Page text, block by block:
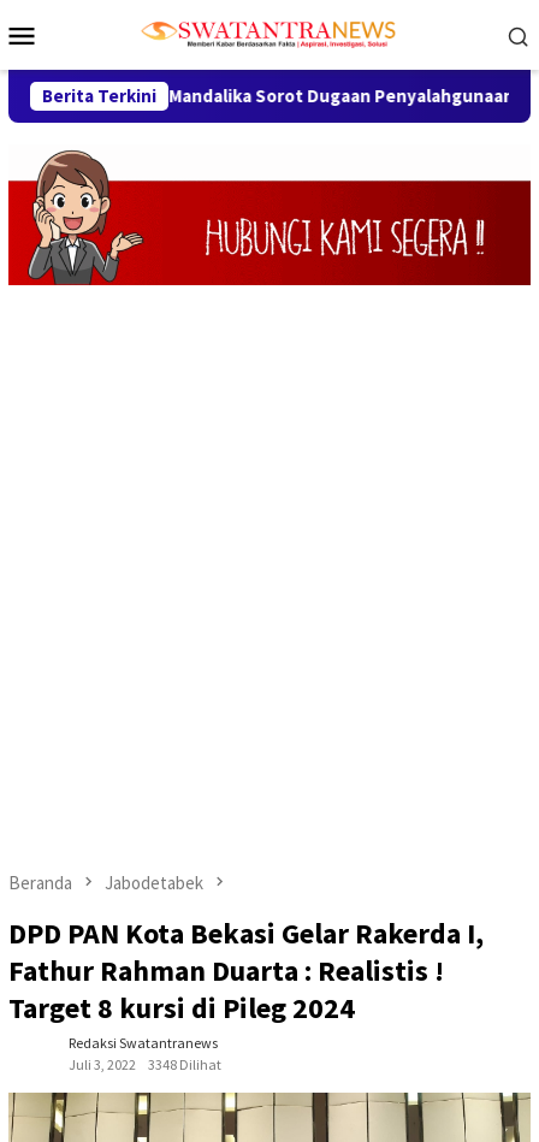
ke
Mobile
Berita Terkini
Mandalika Sorot Dugaan Penyalahgunaan Wewenang
Beranda Jabodetabek
DPD PAN Kota Bekasi Gelar Rakerda I,
Fathur Rahman Duarta : Realistis !
Target 8 kursi di Pileg 2024
Redaksi Swatantranews
Juli 3, 2022
3348 Dilihat